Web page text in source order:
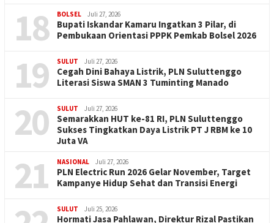
18 BOLSEL Juli 27, 2026
Bupati Iskandar Kamaru Ingatkan 3 Pilar, di
Pembukaan Orientasi PPPK Pemkab Bolsel 2026
19 SULUT Juli 27, 2026
Cegah Dini Bahaya Listrik, PLN Suluttenggo
Literasi Siswa SMAN 3 Tuminting Manado
20 SULUT Juli 27, 2026
Semarakkan HUT ke-81 RI, PLN Suluttenggo
Sukses Tingkatkan Daya Listrik PT J RBM ke 10
Juta VA
21 NASIONAL Juli 27, 2026
PLN Electric Run 2026 Gelar November, Target
Kampanye Hidup Sehat dan Transisi Energi
SULUT Juli 25, 2026
Hormati Jasa Pahlawan, Direktur Rizal Pastikan